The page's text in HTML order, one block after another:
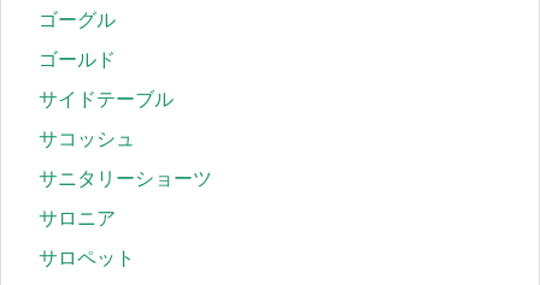
ゴーグル
ゴールド
サイドテーブル
サコッシュ
サニタリーショーツ
サロニア
サロペット